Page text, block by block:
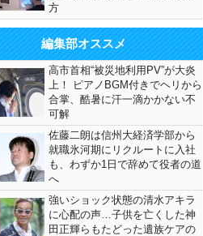
方
編集部オススメ
高市首相“被災地利用PV”が大炎
上！ ピアノBGM付きでヘリから
合掌、酷暑に汗一滴かかない不
可解
佐藤二朗は信州大経済学部から
就職氷河期にリクルートに入社
も、わずか1日で辞めて役者の道
へ
強いショック状態の清水アキラ
に心配の声…子供を亡くした神
田正輝らもたどった遺族ケアの